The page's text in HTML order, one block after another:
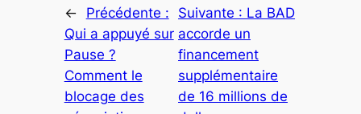
←
Précédente :
Qui a appuyé sur
Pause ?
Comment le
blocage des
Suivante : La BAD
accorde un
financement
supplémentaire
de 16 millions de